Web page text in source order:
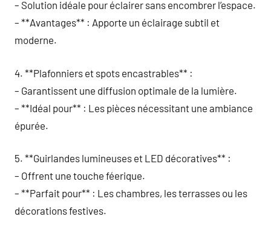
– Solution idéale pour éclairer sans encombrer l’espace.
– **Avantages** : Apporte un éclairage subtil et
moderne.
4. **Plafonniers et spots encastrables** :
– Garantissent une diffusion optimale de la lumière.
– **Idéal pour** : Les pièces nécessitant une ambiance
épurée.
5. **Guirlandes lumineuses et LED décoratives** :
– Offrent une touche féerique.
– **Parfait pour** : Les chambres, les terrasses ou les
décorations festives.